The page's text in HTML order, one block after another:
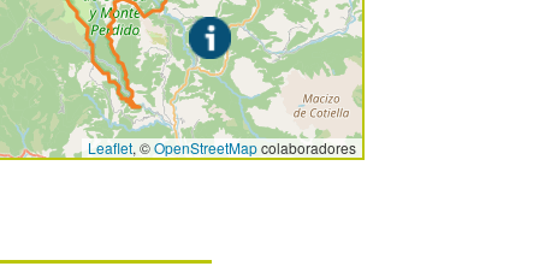
Leaflet, ©OpenStreetMapcolaboradores